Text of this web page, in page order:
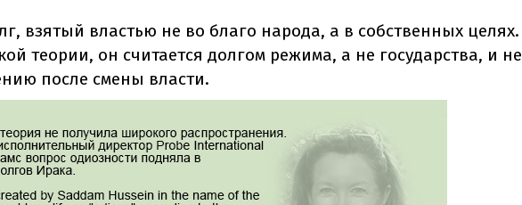
взятый властью не во благо народа, а в собственных целях.
теории, он считается долгом режима, а не государства, и не
после смены власти.